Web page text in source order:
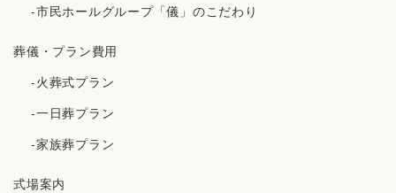
-市民ホールグループ「儀」のこだわり
葬儀・プラン費用
-火葬式プラン
-一日葬プラン
-家族葬プラン
式場案内